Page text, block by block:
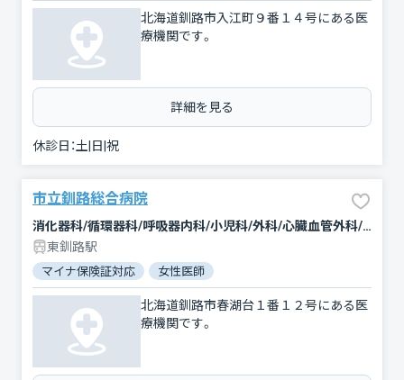
北海道釧路市入江町９番１４号にある医
療機関です。
詳細を見る
休診日：土|日|祝
市立釧路総合病院
消化器科/循環器科/呼吸器内科/小児科/外科/心臓血管外科/整形外科/脳神経外科/皮膚科/産婦人科/眼科/精神科・神経科/麻酔科/放射線科/形成外科/臨床検査・病理診断/緩和ケア
東釧路駅
マイナ保険証対応 女性医師
北海道釧路市春湖台１番１２号にある医
療機関です。